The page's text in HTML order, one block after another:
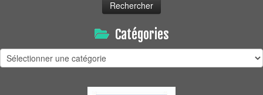
Catégories
Catégories